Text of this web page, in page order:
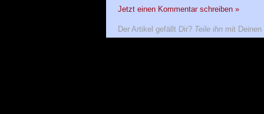
Jetzt einen Kommentar schreiben »
Der Artikel gefällt Dir? Teile ihnmit Deinen